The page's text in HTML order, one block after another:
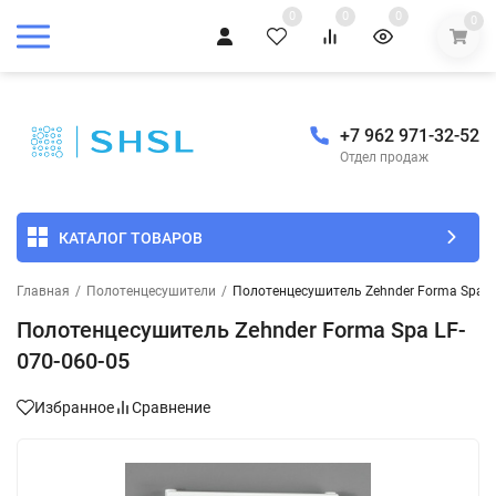
0 0 0 0
+7 962 971-32-52
Отдел продаж
КАТАЛОГ ТОВАРОВ
Главная / Полотенцесушители / Полотенцесушитель Zehnder Forma Spa
Полотенцесушитель Zehnder Forma Spa LF-
070-060-05
Избранное Сравнение